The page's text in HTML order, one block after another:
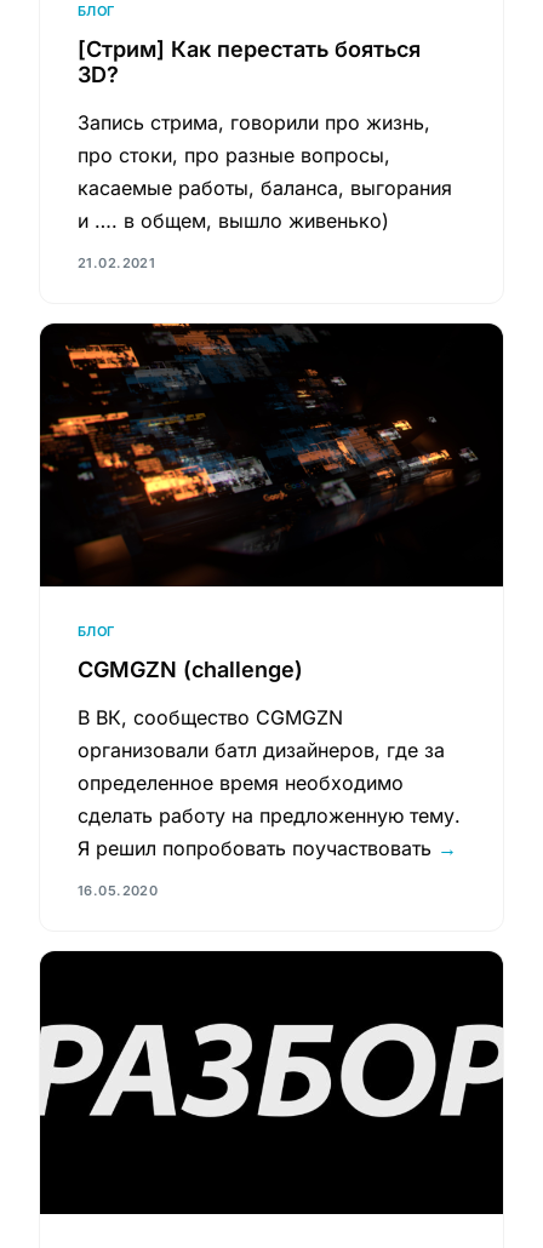
БЛОГ
[Стрим] Как перестать бояться
3D?
Запись стрима, говорили про жизнь,
про стоки, про разные вопросы,
касаемые работы, баланса, выгорания
и …. в общем, вышло живенько)
21.02.2021
БЛОГ
CGMGZN (challenge)
В ВК, сообщество CGMGZN
организовали батл дизайнеров, где за
определенное время необходимо
сделать работу на предложенную тему.
Я решил попробовать поучаствовать →
16.05.2020